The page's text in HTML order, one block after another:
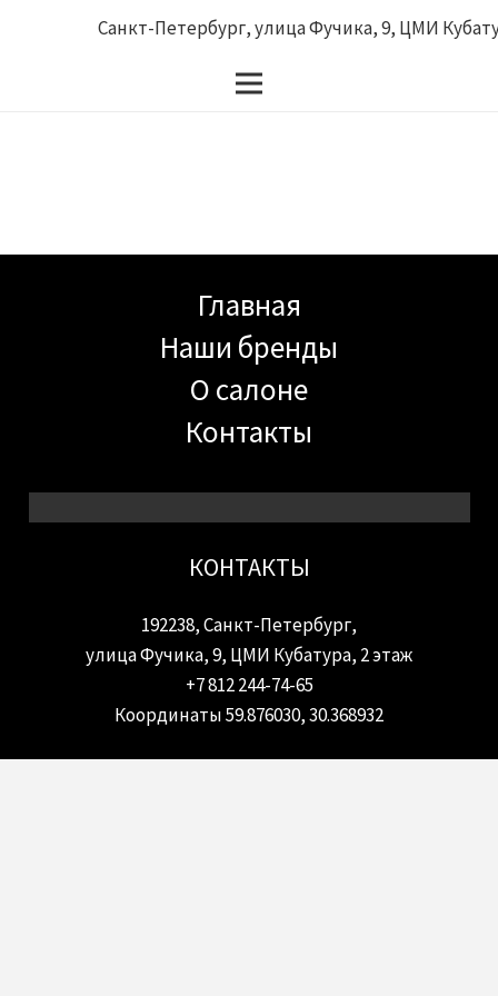
Санкт-Петербург, улица Фучика, 9, ЦМИ
Главная
Наши бренды
О салоне
Контакты
КОНТАКТЫ
192238, Санкт-Петербург,
улица Фучика, 9, ЦМИ Кубатура, 2 этаж
+7 812 244-74-65
Координаты 59.876030, 30.368932